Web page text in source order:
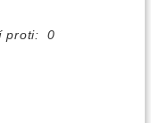
proti: 0
0